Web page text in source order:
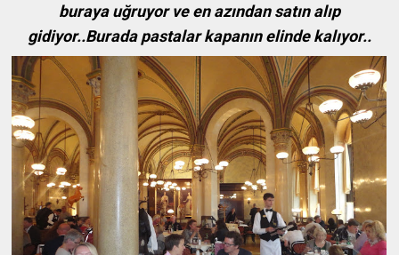
buraya uğruyor ve en azından satın alıp
gidiyor..Burada pastalar kapanın elinde kalıyor..